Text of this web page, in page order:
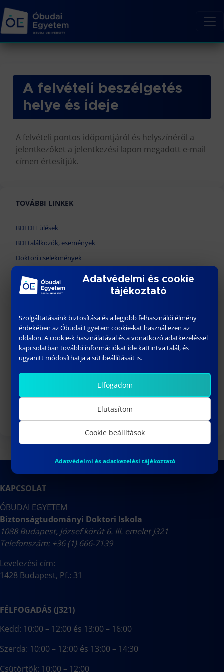
A felvételi beszélgetés
helye és ideje
A felvételi pontos időpontjáról és helyszínéről a
jelentkezőket a jelentkezési lapon megadott e-mail
címen értesítjük.
TOVÁBBI LINKEK
BDI DIT ülések
BDI találkozók, események
Doktori cselekmények
Konferenciák
Afrika Kutatóintézet
Egyetemi Doktori és Habilitációs Tanács
Egyetemi Doktori és Habilitációs Iroda
EDHT határozattár
MTTDHT (Tudományági DHT)
Óbudai Egyetem
ALUMNI
KAPCSOLAT
ÓBUDAI EGYETEM
Biztonságtudományi Doktori Iskola
1088 Budapest, József körút 6. III. emelet J321
Telefonszám: +36 (1) 666-7139
Levelezési cím:
1428 Budapest, Pf.: 31
FÉLFOGADÁS (J321)
Kedd: 10:00 – 12:00 és 13:00 – 16:00
Szerda: 10:00 – 12:00 és 13:00 – 14:30
Csütörtök: 10:00 – 12:00
Adatvédelmi és cookie
tájékoztató
Szolgáltatásaink biztosítása és a legjobb felhasználói élmény
érdekében az Óbudai Egyetem cookie-kat használ ezen az
oldalon. A cookie-k használatával és a vonatkozó adatkezeléssel
kapcsolatban további információkat ide kattintva talál, és
ugyanitt módosíthatja a sütibeállításait is.
Elfogadom
Elutasítom
Cookie beállítások
Adatvédelmi és adatkezelési tájékoztató